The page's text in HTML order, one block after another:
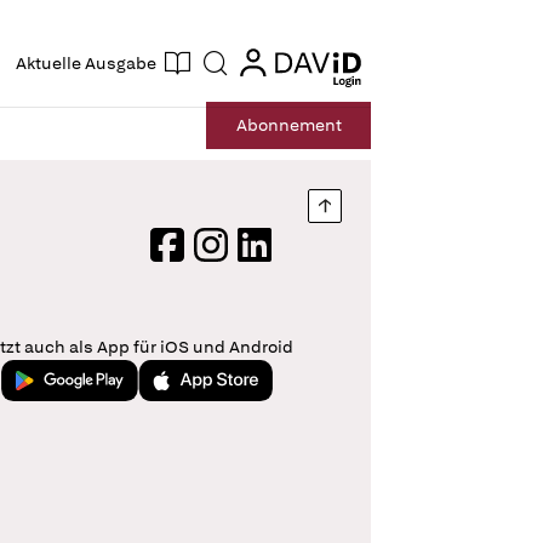
Aktuelle Ausgabe Suche login
login
Abonnement
Nach oben springen
FacebookInstagram
LinkedIn
auch als App für iOS und Android
Jetzt bei Google PlayLaden im App Store